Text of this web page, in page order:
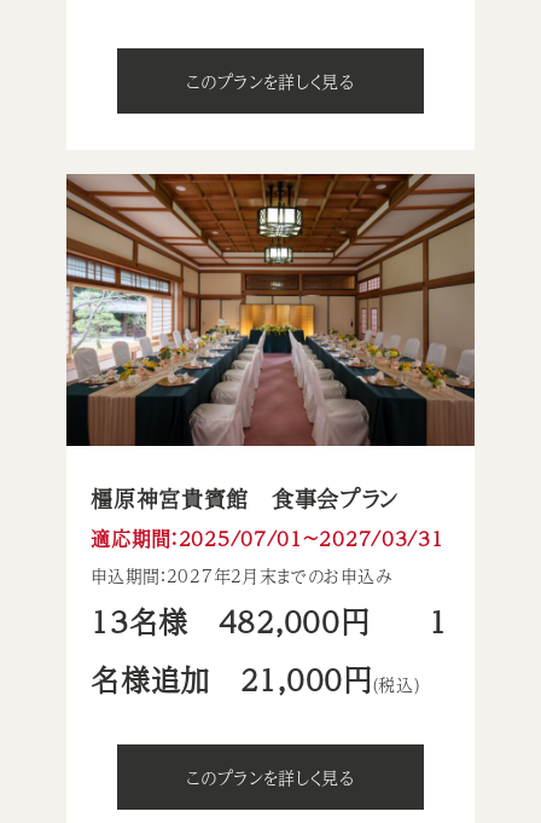
このプランを詳しく見る
橿原神宮貴賓館 食事会プラン
適応期間：2025/07/01〜2027/03/31
申込期間：2027年2月末までのお申込み
13名様 482,000円 1
名様追加 21,000円(税込)
このプランを詳しく見る